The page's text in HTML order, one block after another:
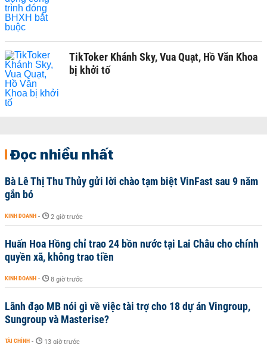
TikToker Khánh Sky, Vua Quạt, Hồ Văn Khoa
bị khởi tố
Đọc nhiều nhất
Bà Lê Thị Thu Thủy gửi lời chào tạm biệt VinFast sau 9 năm
gắn bó
KINH DOANH - 2 giờ trước
Huấn Hoa Hồng chỉ trao 24 bồn nước tại Lai Châu cho chính
quyền xã, không trao tiền
KINH DOANH - 8 giờ trước
Lãnh đạo MB nói gì về việc tài trợ cho 18 dự án Vingroup,
Sungroup và Masterise?
TÀI CHÍNH - 13 giờ trước